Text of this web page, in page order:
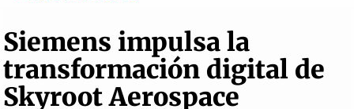
Siemens impulsa la
transformación digital de
Skyroot Aerospace